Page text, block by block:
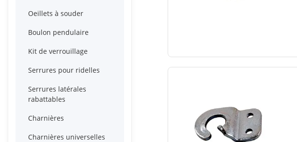
Oeillets à souder
Boulon pendulaire
Kit de verrouillage
Serrures pour ridelles
Serrures latérales
rabattables
Charnières
Charnières universelles